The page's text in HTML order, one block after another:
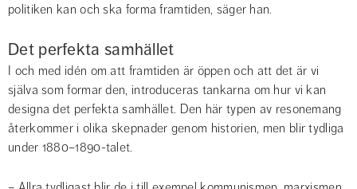
politiken kan och ska forma framtiden, säger han.
Det perfekta samhället
I och med idén om att framtiden är öppen och att det är vi
själva som formar den, introduceras tankarna om hur vi kan
designa det perfekta samhället. Den här typen av resonemang
återkommer i olika skepnader genom historien, men blir tydliga
under 1880–1890-talet.